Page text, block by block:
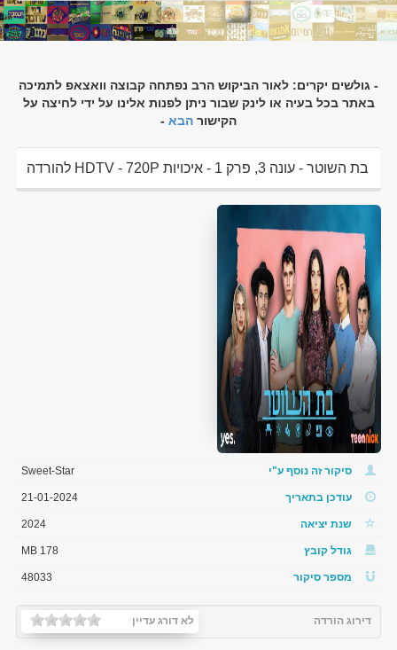
- גולשים יקרים: לאור הביקוש הרב נפתחה קבוצה וואצאפ לתמיכה
באתר בכל בעיה או לינק שבור ניתן לפנות אלינו על ידי לחיצה על
הקישור הבא -
בת השוטר - עונה 3, פרק 1 - איכויות HDTV - 720P להורדה
ולצפיה ישירה
סיקור זה נוסף ע"י Sweet-Star
עודכן בתאריך 21-01-2024
שנת יציאה 2024
גודל קובץ 178 MB
מספר סיקור 48033
לא דורג עדיין דירוג הורדה